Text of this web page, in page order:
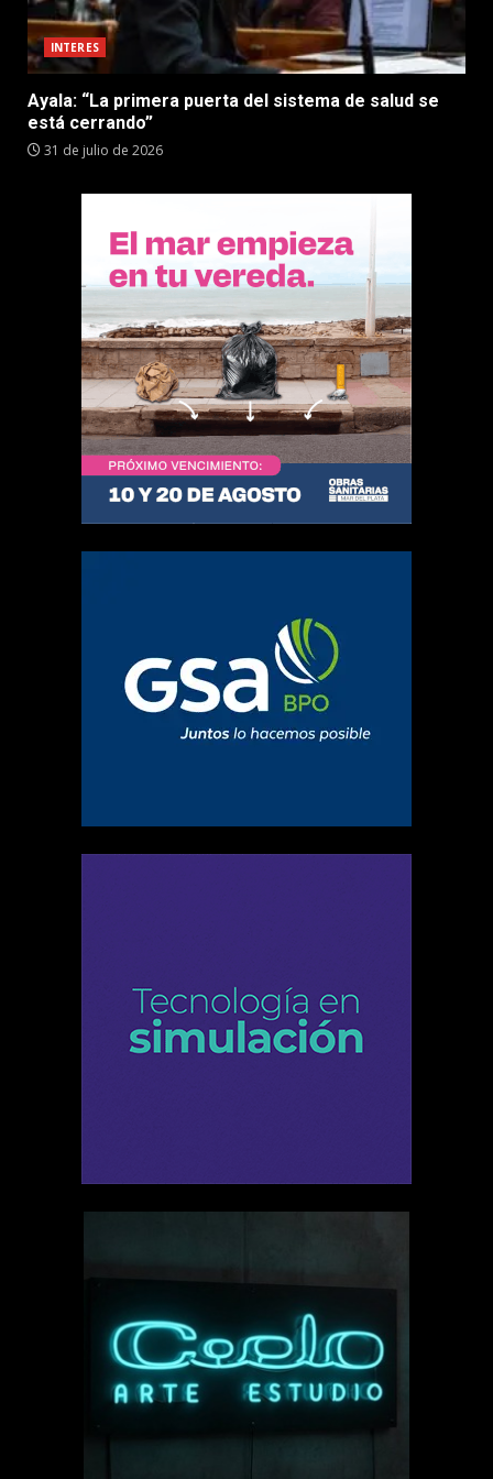
INTERES
Ayala: “La primera puerta del sistema de salud se
está cerrando”
31 de julio de 2026